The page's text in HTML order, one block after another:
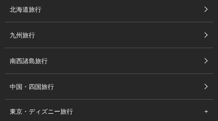
北海道旅行
九州旅行
南西諸島旅行
中国・四国旅行
東京・ディズニー旅行